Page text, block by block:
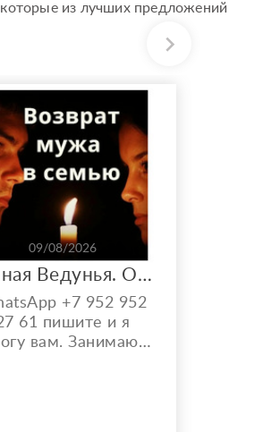
из лучших предложений
09/08/2026
Черная Ведунья. Опыт 35 лет. Сильнейшие обряды
+7 952 952
61 пишите и я
вам. Занимаюсь